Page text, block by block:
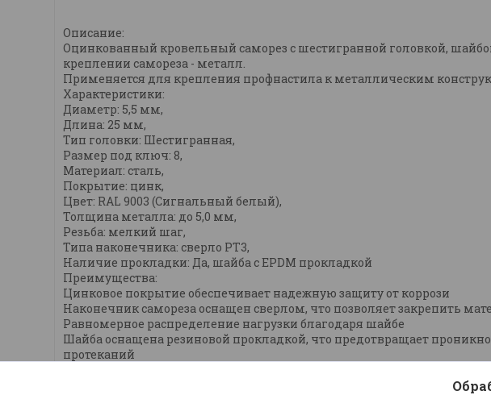
Описание:
Оцинкованный кровельный саморез с шестигранной головкой,
креплении самореза - металл.
Применяется для крепления профнастила к металлическим
Характеристики:
Диаметр: 5,5 мм,
Длина: 25 мм,
Тип головки: Шестигранная,
Размер под ключ: 8,
Материал: сталь,
Покрытие: цинк,
Цвет: RAL 9003 (Сигнальный белый),
Толщина металла: до 5,0 мм,
Резьба: мелкий шаг,
Типа наконечника: сверло РТ3,
Наличие прокладки: Да, шайба с EPDM прокладкой
Преимущества:
Цинковое покрытие обеспечивает надежную защиту от коррози
Наконечник самореза оснащен сверлом, что позволяет закрепить
Равномерное распределение нагрузки благодаря шайбе
Шайба оснащена резиновой прокладкой, что предотвращает
протеканий